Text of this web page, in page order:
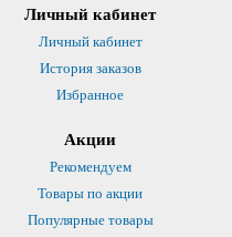
Личный кабинет
Личный кабинет
История заказов
Избранное
Акции
Рекомендуем
Товары по акции
Популярные товары